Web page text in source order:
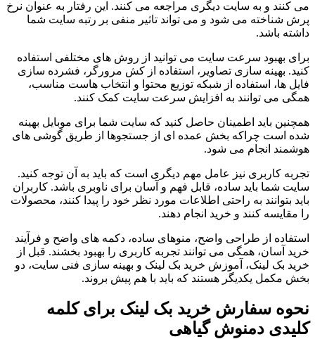
می کنند و به سایت دیگری مراجعه می کنند. این رفتار به عنوان نرخ
پرش شناخته می شود و می تواند تاثیر منفی بر رتبه سایت شما
داشته باشد.
برای بهبود سرعت سایت می توانید از روش های مختلفی استفاده
کنید. بهینه سازی تصاویر، استفاده از کش مرورگر، فشرده سازی
فایل ها، استفاده از شبکه توزیع محتوا و انتخاب هاست مناسب،
همگی می توانند به افزایش سرعت سایت کمک کنند.
همچنین باید اطمینان حاصل کنید که سایت شما برای موبایل بهینه
شده است چراکه بخش عمده ای از جستجوها از طریق گوشی های
هوشمند انجام می شود.
تجربه کاربری نیز عامل مهم دیگری است که باید به آن توجه کنید.
سایت شما باید ساده، قابل فهم و آسان برای ناوبری باشد. کاربران
باید بتوانند به راحتی اطلاعات مورد نظر خود را پیدا کنند، محصولات
را مقایسه کنند و خرید انجام دهند.
استفاده از طراحی واضح، منوهای ساده، دکمه های واضح و فرآیند
خرید آسان، همگی می توانند تجربه کاربری را بهبود بخشند. قبل از
خرید بک لینک، آموزش خرید بک لینک و بهینه سازی فنی سایت، دو
بخش مکمل یکدیگر هستند که باید با هم پیش بروند.
نحوه سفارش خرید بک لینک برای کلمه
کلیدی دمنوش گیاهی